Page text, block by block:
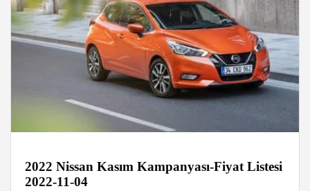
2022 Nissan Kasım Kampanyası-Fiyat Listesi
2022-11-04